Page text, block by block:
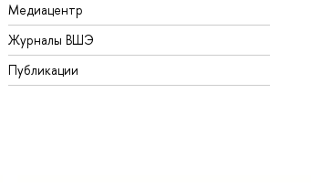
Медиацентр
Журналы ВШЭ
Публикации